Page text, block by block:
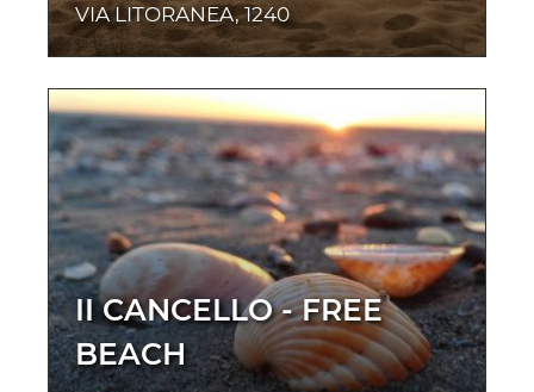
VIA LITORANEA, 1240
II CANCELLO - FREE
BEACH